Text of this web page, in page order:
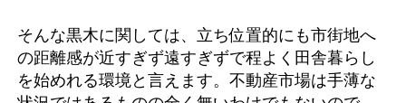
そんな黒木に関しては、立ち位置的にも市街地へ
の距離感が近すぎず遠すぎずで程よく田舎暮らし
を始めれる環境と言えます。不動産市場は手薄な